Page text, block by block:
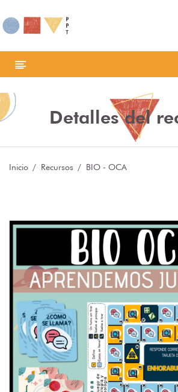
Detalles del
Inicio Recursos BIO - OCA